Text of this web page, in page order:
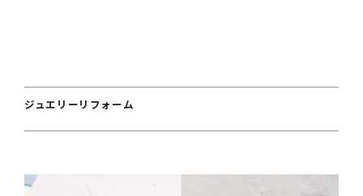
ジュエリーリフォーム